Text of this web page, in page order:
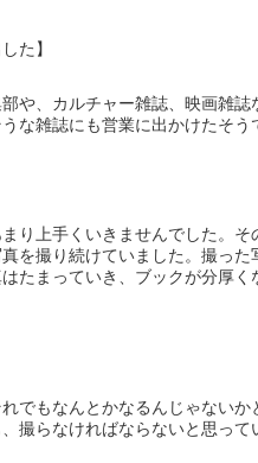
た】
や、カルチャー雑誌、映画雑誌
な雑誌にも営業に出かけたそう
り上手くいきませんでした。そ
を撮り続けていました。撮った
たまっていき、ブックが分厚く
でもなんとかなるんじゃないか
撮らなければならないと思って